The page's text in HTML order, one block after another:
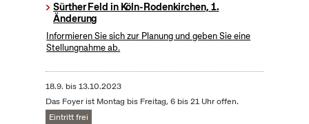
Sürther Feld in Köln-Rodenkirchen, 1.
Änderung
Informieren Sie sich zur Planung und geben Sie eine
Stellungnahme ab.
18.9. bis13.10.2023
Das Foyer ist Montag bis Freitag, 6 bis 21 Uhr offen.
Eintritt frei